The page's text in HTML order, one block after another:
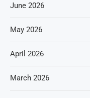
June 2026
May 2026
April 2026
March 2026